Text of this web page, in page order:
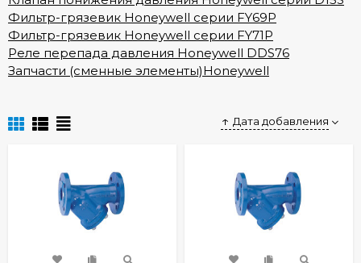
Фильтр-грязевик Honeywell серии FY69P
Фильтр-грязевик Honeywell серии FY71P
Реле перепада давления Honeywell DDS76
Запчасти (сменные элементы)Honeywell
Дата добавления